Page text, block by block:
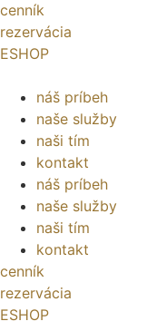
cenník
rezervácia
ESHOP
náš príbeh
naše služby
naši tím
kontakt
náš príbeh
naše služby
naši tím
kontakt
cenník
rezervácia
ESHOP